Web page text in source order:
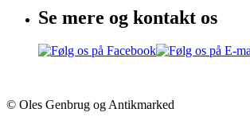
Se mere og kontakt os
© Oles Genbrug og Antikmarked